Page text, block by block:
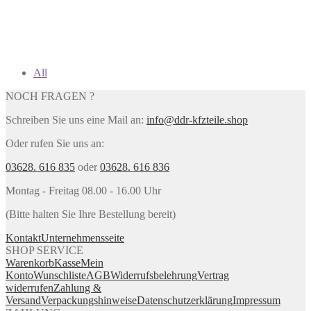
All
NOCH FRAGEN ?
Schreiben Sie uns eine Mail an: info@ddr-kfzteile.shop
Oder rufen Sie uns an:
03628. 616 835 oder03628. 616 836
Montag - Freitag 08.00 - 16.00 Uhr
(Bitte halten Sie Ihre Bestellung bereit)
KontaktUnternehmensseite
SHOP SERVICE
WarenkorbKasseMein
KontoWunschlisteAGBWiderrufsbelehrungVertrag
widerrufenZahlung &
VersandVerpackungshinweiseDatenschutzerklärungImpressum